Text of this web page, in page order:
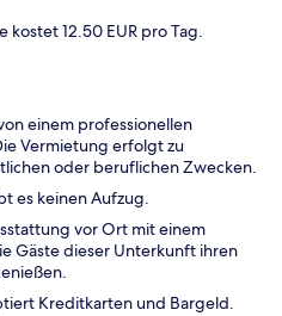
kostet 12.50 EUR pro Tag.
einem professionellen
Vermietung erfolgt zu
oder beruflichen Zwecken.
es keinen Aufzug.
vor Ort mit einem
Gäste dieser Unterkunft ihren
Kreditkarten und Bargeld.